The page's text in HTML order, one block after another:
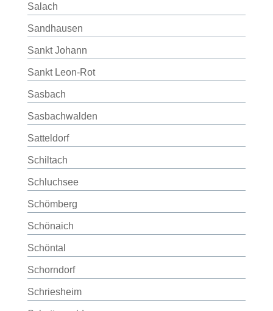
Salach
Sandhausen
Sankt Johann
Sankt Leon-Rot
Sasbach
Sasbachwalden
Satteldorf
Schiltach
Schluchsee
Schömberg
Schönaich
Schöntal
Schorndorf
Schriesheim